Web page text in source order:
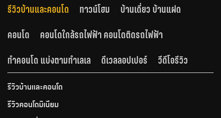
รีวิวบ้านและคอนโด ทาวน์โฮม
บ้านเดี่ยว บ้านแฝด
คอนโด
คอนโดใกล้รถไฟฟ้า คอนโดติดรถไฟฟ้า
ทำคอนโด แบ่งตามทำเลเล
ดีเวลลอปเปอร์ วีดีโอรีวิว
รีวิวบ้านและคอนโด
รีวิวคอนโดมิเนียม